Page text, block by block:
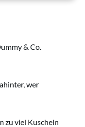
& Co.
wer
zu viel Kuscheln